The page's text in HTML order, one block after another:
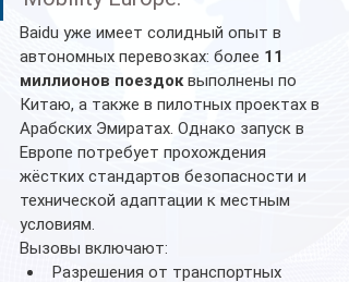
Baidu уже имеет солидный опыт в
автономных перевозках: более 11
миллионов поездок выполнены по
Китаю, а также в пилотных проектах в
Арабских Эмиратах. Однако запуск в
Европе потребует прохождения
жёстких стандартов безопасности и
технической адаптации к местным
условиям.
Вызовы включают:
Разрешения от транспортных